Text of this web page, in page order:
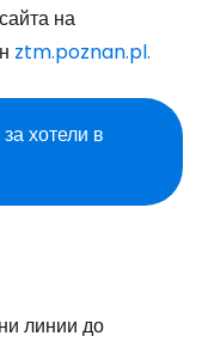
на
ztm.poznan.pl.
хотели в
линии до